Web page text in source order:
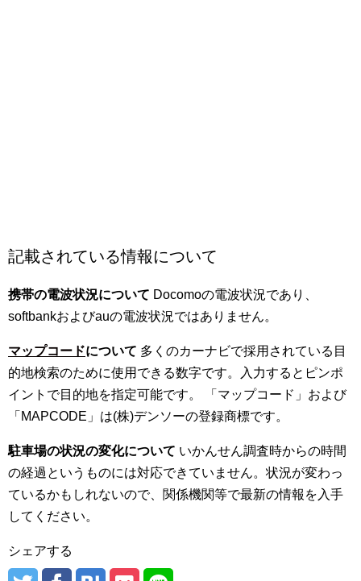
記載されている情報について
携帯の電波状況について Docomoの電波状況であり、
softbankおよびauの電波状況ではありません。
マップコードについて 多くのカーナビで採用されている目
的地検索のために使用できる数字です。入力するとピンポ
イントで目的地を指定可能です。 「マップコード」および
「MAPCODE」は(株)デンソーの登録商標です。
駐車場の状況の変化について いかんせん調査時からの時間
の経過というものには対応できていません。状況が変わっ
ているかもしれないので、関係機関等で最新の情報を入手
してください。
シェアする